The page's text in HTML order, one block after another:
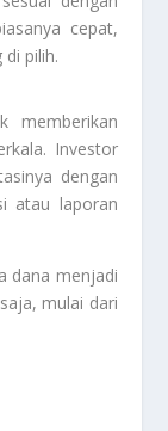
cepat,
pilih.
memberikan
Investor
dengan
atau laporan
dana menjadi
mulai dari